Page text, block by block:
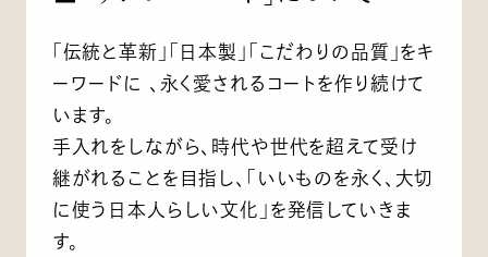
「伝統と革新」「日本製」「こだわりの品質」をキ
ーワードに 、永く愛されるコートを作り続けて
います。
手入れをしながら、時代や世代を超えて受け
継がれることを目指し、「いいものを永く、大切
に使う日本人らしい文化」を発信していきま
す。